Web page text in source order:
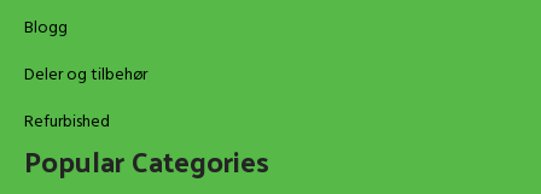
Blogg
Deler og tilbehør
Refurbished
Popular Categories